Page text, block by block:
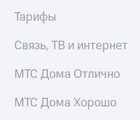
Корпоративное
секретарь
Тарифы
Связь, ТВ и интернет
МТС Дома Отлично
МТС Дома Хорошо